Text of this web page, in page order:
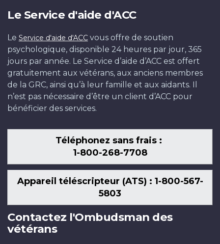
Le Service d'aide d'ACC
Le Service d'aide d'ACC vous offre de soutien
psychologique, disponible 24 heures par jour, 365
jours par année. Le Service d’aide d’ACC est offert
gratuitement aux vétérans, aux anciens membres
de la GRC, ainsi qu’à leur famille et aux aidants. Il
n’est pas nécessaire d’être un client d’ACC pour
bénéficier des services.
Téléphonez sans frais :
1-800-268-7708
Appareil téléscripteur (ATS) : 1-800-567-
5803
Contactez l'Ombudsman des
vétérans